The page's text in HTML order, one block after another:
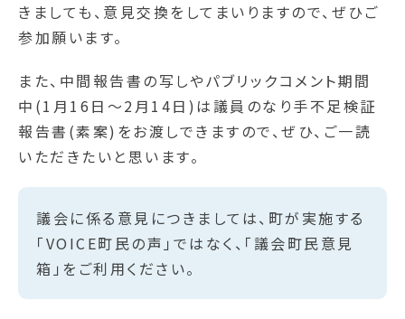
きましても、意見交換をしてまいりますので、ぜひご
参加願います。
また、中間報告書の写しやパブリックコメント期間
中(1月16日～2月14日)は議員のなり手不足検証
報告書(素案)をお渡しできますので、ぜひ、ご一読
いただきたいと思います。
議会に係る意見につきましては、町が実施する
「VOICE町民の声」ではなく、「議会町民意見
箱」をご利用ください。